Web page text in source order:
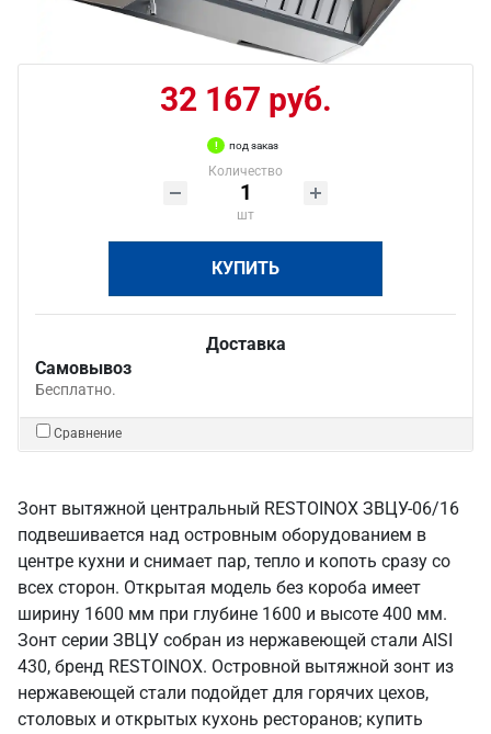
32 167 руб.
под заказ
Количество
шт
КУПИТЬ
Доставка
Самовывоз
Бесплатно.
Сравнение
Зонт вытяжной центральный RESTOINOX ЗВЦУ-06/16
подвешивается над островным оборудованием в
центре кухни и снимает пар, тепло и копоть сразу со
всех сторон. Открытая модель без короба имеет
ширину 1600 мм при глубине 1600 и высоте 400 мм.
Зонт серии ЗВЦУ собран из нержавеющей стали AISI
430, бренд RESTOINOX. Островной вытяжной зонт из
нержавеющей стали подойдет для горячих цехов,
столовых и открытых кухонь ресторанов; купить